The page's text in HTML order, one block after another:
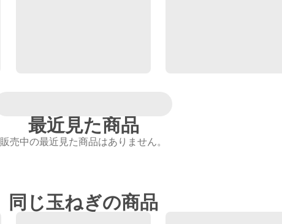
最近見た商品
販売中の最近見た商品はありません。
同じ玉ねぎの商品